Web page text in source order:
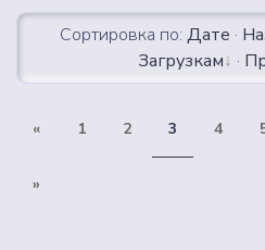
Сортировка по: Дате ·
Загрузкам
·
« 1 2 3 4
»